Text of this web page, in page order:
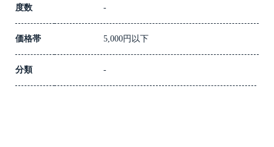
度数 -
価格帯 5,000円以下
分類 -